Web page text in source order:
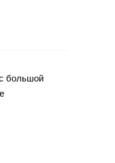
большой